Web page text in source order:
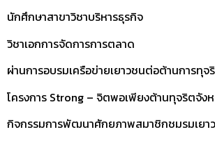
นักศึกษาสาขาวิชาบริหารธุรกิจ
วิชาเอกการจัดการการตลาด
ผ่านการอบรมเครือข่ายเยาวชนต่อต้านการทุจ
โครงการ Strong – จิตพอเพียงต้านทุจริตจัง
กิจกรรมการพัฒนาศักยภาพสมาชิกชมรมเยา